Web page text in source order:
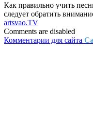
Как правильно учить
следует обратить
artsvao.TV
Comments are disabled
Комментарии для сайта